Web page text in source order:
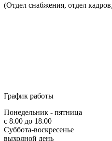
(Отдел снабжения, отдел
График работы
Понедельник - пятница
с 8.00 до 18.00
Суббота-воскресенье
выходной день